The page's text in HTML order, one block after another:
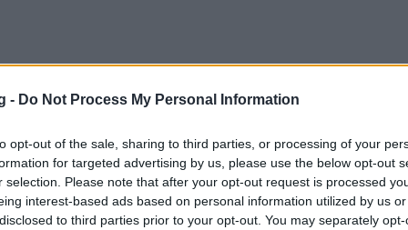
- Do Not Process My Personal Information
opt-out of the sale, sharing to third parties, or processing of your
for targeted advertising by us, please use the below opt-out
selection. Please note that after your opt-out request is processed
interest-based ads based on personal information utilized by us
to third parties prior to your opt-out. You may separately
μετά τους Μπίλαν και Τζούστον επισημοποίησε τη
με τον Ντέβιν Ντέιβις
19:07